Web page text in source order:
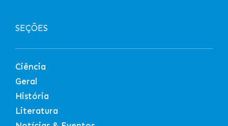
SEÇÕES
Ciência
Geral
História
Literatura